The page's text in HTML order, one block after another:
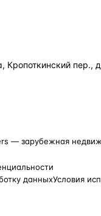
Кропоткинский пер.,
— зарубежная
данныхУсловия